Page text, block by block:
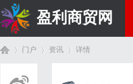
盈利商贸网
门户 资讯 详情